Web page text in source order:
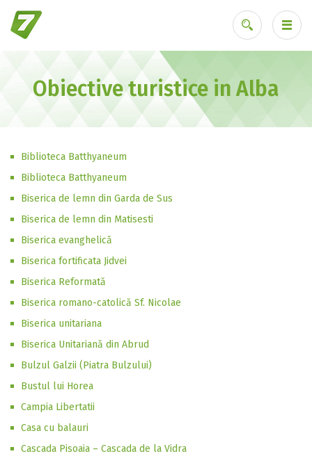
Ai uitat parola?
Obiective turistice in Alba
Biblioteca Batthyaneum
Biblioteca Batthyaneum
Biserica de lemn din Garda de Sus
Biserica de lemn din Matisesti
Biserica evanghelică
Biserica fortificata Jidvei
Biserica Reformată
Biserica romano-catolică Sf. Nicolae
Biserica unitariana
Biserica Unitariană din Abrud
Bulzul Galzii (Piatra Bulzului)
Bustul lui Horea
Campia Libertatii
Casa cu balauri
Cascada Pisoaia – Cascada de la Vidra